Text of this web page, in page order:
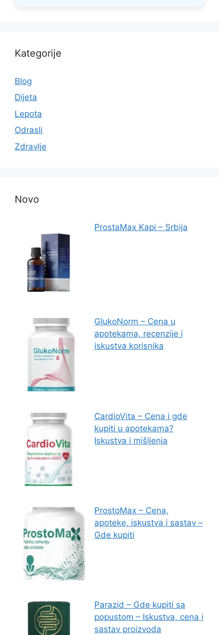
Kategorije
Blog
Dijeta
Lepota
Odrasli
Zdravlje
Novo
ProstaMax Kapi – Srbija
GlukoNorm – Cena u
apotekama, recenzije i
iskustva korisnika
CardioVita – Cena i gde
kupiti u apotekama?
Iskustva i mišljenja
ProstoMax – Cena,
apoteke, iskustva i sastav –
Gde kupiti
Parazid – Gde kupiti sa
popustom – Iskustva, cena i
sastav proizvoda